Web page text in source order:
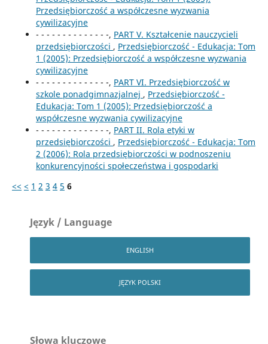
Przedsiębiorczość a współczesne wyzwania
cywilizacyjne
- - - - - - - - - - - - - -, PART V. Kształcenie nauczycieli
przedsiębiorczości , Przedsiębiorczość - Edukacja: Tom
1 (2005): Przedsiębiorczość a współczesne wyzwania
cywilizacyjne
- - - - - - - - - - - - - -, PART VI. Przedsiębiorczość w
szkole ponadgimnazjalnej , Przedsiębiorczość -
Edukacja: Tom 1 (2005): Przedsiębiorczość a
współczesne wyzwania cywilizacyjne
- - - - - - - - - - - - - -, PART II. Rola etyki w
przedsiębiorczości , Przedsiębiorczość - Edukacja: Tom
2 (2006): Rola przedsiębiorczości w podnoszeniu
konkurencyjności społeczeństwa i gospodarki
<< < 1 2 3 4 5 6
Język / Language
ENGLISH
JĘZYK POLSKI
Słowa kluczowe